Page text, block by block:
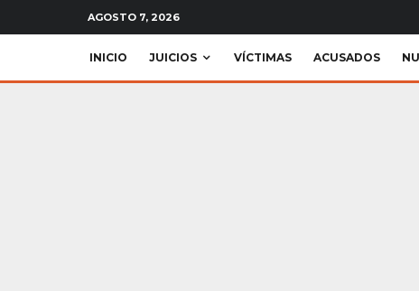
AGOSTO 7, 2026
INICIO JUICIOS VÍCTIMAS ACUSADOS